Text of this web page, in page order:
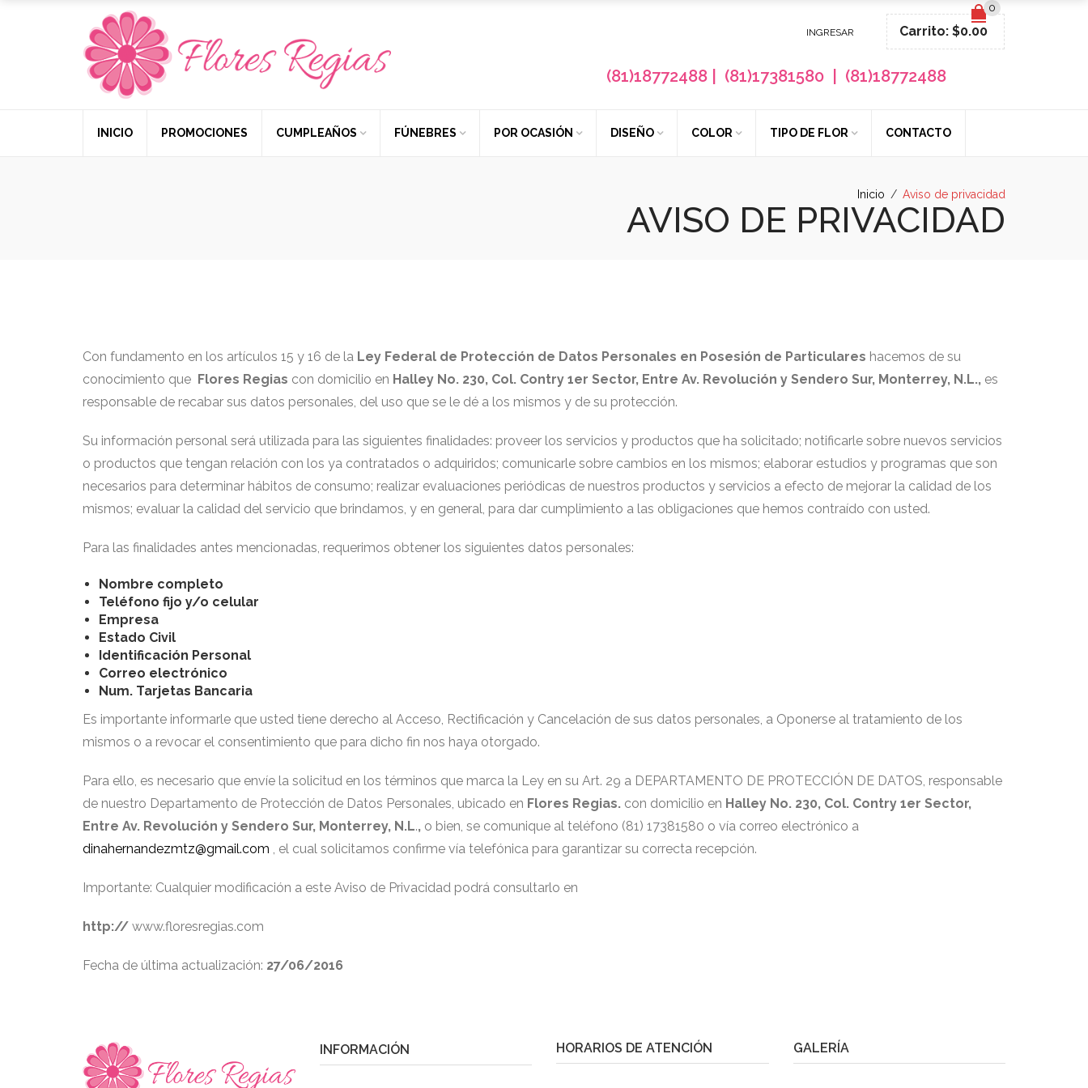
0
Carrito: $0.00
INGRESAR
(81)18772488 | (81)17381580 | (81)18772488
INICIO PROMOCIONES CUMPLEAÑOS FÚNEBRES POR OCASIÓN DISEÑO COLOR TIPO DE FLOR CONTACTO
Inicio / Aviso de privacidad
AVISO DE PRIVACIDAD
Con fundamento en los artículos 15 y 16 de la Ley Federal de Protección de Datos Personales en Posesión de Particulares hacemos de su
conocimiento que Flores Regias con domicilio en Halley No. 230, Col. Contry 1er Sector, Entre Av. Revolución y Sendero Sur, Monterrey, N.L., es
responsable de recabar sus datos personales, del uso que se le dé a los mismos y de su protección.
Su información personal será utilizada para las siguientes finalidades: proveer los servicios y productos que ha solicitado; notificarle sobre nuevos servicios
o productos que tengan relación con los ya contratados o adquiridos; comunicarle sobre cambios en los mismos; elaborar estudios y programas que son
necesarios para determinar hábitos de consumo; realizar evaluaciones periódicas de nuestros productos y servicios a efecto de mejorar la calidad de los
mismos; evaluar la calidad del servicio que brindamos, y en general, para dar cumplimiento a las obligaciones que hemos contraído con usted.
Para las finalidades antes mencionadas, requerimos obtener los siguientes datos personales:
Nombre completo
Teléfono fijo y/o celular
Empresa
Estado Civil
Identificación Personal
Correo electrónico
Num. Tarjetas Bancaria
Es importante informarle que usted tiene derecho al Acceso, Rectificación y Cancelación de sus datos personales, a Oponerse al tratamiento de los
mismos o a revocar el consentimiento que para dicho fin nos haya otorgado.
Para ello, es necesario que envíe la solicitud en los términos que marca la Ley en su Art. 29 a DEPARTAMENTO DE PROTECCIÓN DE DATOS, responsable
de nuestro Departamento de Protección de Datos Personales, ubicado en Flores Regias. con domicilio en Halley No. 230, Col. Contry 1er Sector,
Entre Av. Revolución y Sendero Sur, Monterrey, N.L., o bien, se comunique al teléfono (81) 17381580 o vía correo electrónico a
dinahernandezmtz@gmail.com , el cual solicitamos confirme vía telefónica para garantizar su correcta recepción.
Importante: Cualquier modificación a este Aviso de Privacidad podrá consultarlo en
http:// www.floresregias.com
Fecha de última actualización: 27/06/2016
INFORMACIÓN HORARIOS DE ATENCIÓN GALERÍA